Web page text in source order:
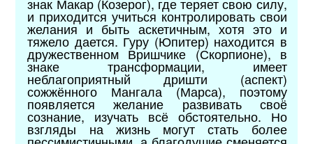
и приходится учиться контролировать свои
желания и быть аскетичным, хотя это и
тяжело дается. Гуру (Юпитер) находится в
дружественном Вришчике (Скорпионе), в
знаке трансформации, имеет
неблагоприятный дришти (аспект)
сожжённого Мангала (Марса), поэтому
появляется желание развивать своё
сознание, изучать всё обстоятельно. Но
взгляды на жизнь могут стать более